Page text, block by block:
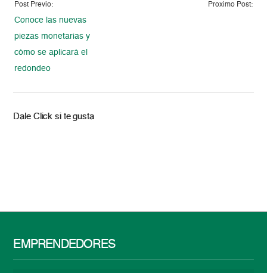
Post Previo:
Conoce las nuevas
piezas monetarias y
cómo se aplicará el
redondeo
Proximo Post:
Dale Click si te gusta
EMPRENDEDORES